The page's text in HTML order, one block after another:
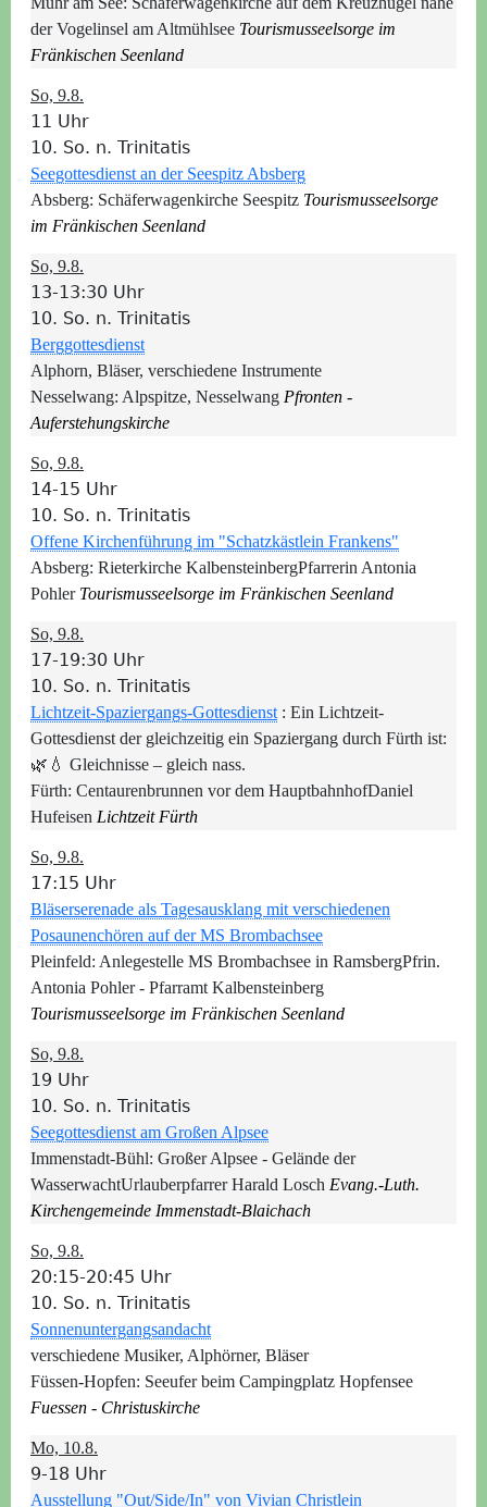
der Vogelinsel am Altmühlsee Tourismusseelsorge im
Fränkischen Seenland
So, 9.8.
11 Uhr
10. So. n. Trinitatis
Seegottesdienst an der Seespitz Absberg
Absberg: Schäferwagenkirche Seespitz Tourismusseelsorge
im Fränkischen Seenland
So, 9.8.
13-13:30 Uhr
10. So. n. Trinitatis
Berggottesdienst
Alphorn, Bläser, verschiedene Instrumente
Nesselwang: Alpspitze, Nesselwang Pfronten -
Auferstehungskirche
So, 9.8.
14-15 Uhr
10. So. n. Trinitatis
Offene Kirchenführung im "Schatzkästlein Frankens"
Absberg: Rieterkirche KalbensteinbergPfarrerin Antonia
Pohler Tourismusseelsorge im Fränkischen Seenland
So, 9.8.
17-19:30 Uhr
10. So. n. Trinitatis
Lichtzeit-Spaziergangs-Gottesdienst : Ein Lichtzeit-
Gottesdienst der gleichzeitig ein Spaziergang durch Fürth ist:
🌿💧 Gleichnisse – gleich nass.
Fürth: Centaurenbrunnen vor dem HauptbahnhofDaniel
Hufeisen Lichtzeit Fürth
So, 9.8.
17:15 Uhr
Bläserserenade als Tagesausklang mit verschiedenen
Posaunenchören auf der MS Brombachsee
Pleinfeld: Anlegestelle MS Brombachsee in RamsbergPfrin.
Antonia Pohler - Pfarramt Kalbensteinberg
Tourismusseelsorge im Fränkischen Seenland
So, 9.8.
19 Uhr
10. So. n. Trinitatis
Seegottesdienst am Großen Alpsee
Immenstadt-Bühl: Großer Alpsee - Gelände der
WasserwachtUrlauberpfarrer Harald Losch Evang.-Luth.
Kirchengemeinde Immenstadt-Blaichach
So, 9.8.
20:15-20:45 Uhr
10. So. n. Trinitatis
Sonnenuntergangsandacht
verschiedene Musiker, Alphörner, Bläser
Füssen-Hopfen: Seeufer beim Campingplatz Hopfensee
Fuessen - Christuskirche
Mo, 10.8.
9-18 Uhr
Ausstellung "Out/Side/In" von Vivian Christlein